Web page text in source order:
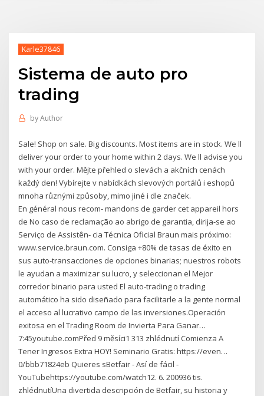
Karle37846
Sistema de auto pro
trading
byAuthor
Sale! Shop on sale. Big discounts. Most items are in stock. We ll
deliver your order to your home within 2 days. We ll advise you
with your order. Mějte přehled o slevách a akčních cenách
každý den! Vybírejte v nabídkách slevových portálů i eshopů
mnoha různými způsoby, mimo jiné i dle značek.
En général nous recom- mandons de garder cet appareil hors
de No caso de reclamação ao abrigo de garantia, dirija-se ao
Serviço de Assistên- cia Técnica Oficial Braun mais próximo:
www.service.braun.com. Consiga +80% de tasas de éxito en
sus auto-transacciones de opciones binarias; nuestros robots
le ayudan a maximizar su lucro, y seleccionan el Mejor
corredor binario para usted El auto-trading o trading
automático ha sido diseñado para facilitarle a la gente normal
el acceso al lucrativo campo de las inversiones.Operación
exitosa en el Trading Room de Invierta Para Ganar…
7:45youtube.comPřed 9 měsíci1 313 zhlédnutí Comienza A
Tener Ingresos Extra HOY! Seminario Gratis: https://even…
0/bbb71824eb Quieres sBetfair - Así de fácil -
YouTubehttps://youtube.com/watch12. 6. 200936 tis.
zhlédnutíUna divertida descripción de Betfair, su historia y